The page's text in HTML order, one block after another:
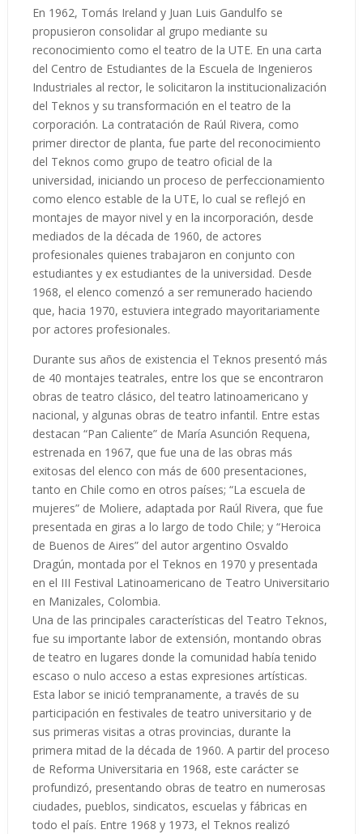
En 1962, Tomás Ireland y Juan Luis Gandulfo se
propusieron consolidar al grupo mediante su
reconocimiento como el teatro de la UTE. En una carta
del Centro de Estudiantes de la Escuela de Ingenieros
Industriales al rector, le solicitaron la institucionalización
del Teknos y su transformación en el teatro de la
corporación. La contratación de Raúl Rivera, como
primer director de planta, fue parte del reconocimiento
del Teknos como grupo de teatro oficial de la
universidad, iniciando un proceso de perfeccionamiento
como elenco estable de la UTE, lo cual se reflejó en
montajes de mayor nivel y en la incorporación, desde
mediados de la década de 1960, de actores
profesionales quienes trabajaron en conjunto con
estudiantes y ex estudiantes de la universidad. Desde
1968, el elenco comenzó a ser remunerado haciendo
que, hacia 1970, estuviera integrado mayoritariamente
por actores profesionales.
Durante sus años de existencia el Teknos presentó más
de 40 montajes teatrales, entre los que se encontraron
obras de teatro clásico, del teatro latinoamericano y
nacional, y algunas obras de teatro infantil. Entre estas
destacan “Pan Caliente” de María Asunción Requena,
estrenada en 1967, que fue una de las obras más
exitosas del elenco con más de 600 presentaciones,
tanto en Chile como en otros países; “La escuela de
mujeres” de Moliere, adaptada por Raúl Rivera, que fue
presentada en giras a lo largo de todo Chile; y “Heroica
de Buenos de Aires” del autor argentino Osvaldo
Dragún, montada por el Teknos en 1970 y presentada
en el III Festival Latinoamericano de Teatro Universitario
en Manizales, Colombia.
Una de las principales características del Teatro Teknos,
fue su importante labor de extensión, montando obras
de teatro en lugares donde la comunidad había tenido
escaso o nulo acceso a estas expresiones artísticas.
Esta labor se inició tempranamente, a través de su
participación en festivales de teatro universitario y de
sus primeras visitas a otras provincias, durante la
primera mitad de la década de 1960. A partir del proceso
de Reforma Universitaria en 1968, este carácter se
profundizó, presentando obras de teatro en numerosas
ciudades, pueblos, sindicatos, escuelas y fábricas en
todo el país. Entre 1968 y 1973, el Teknos realizó